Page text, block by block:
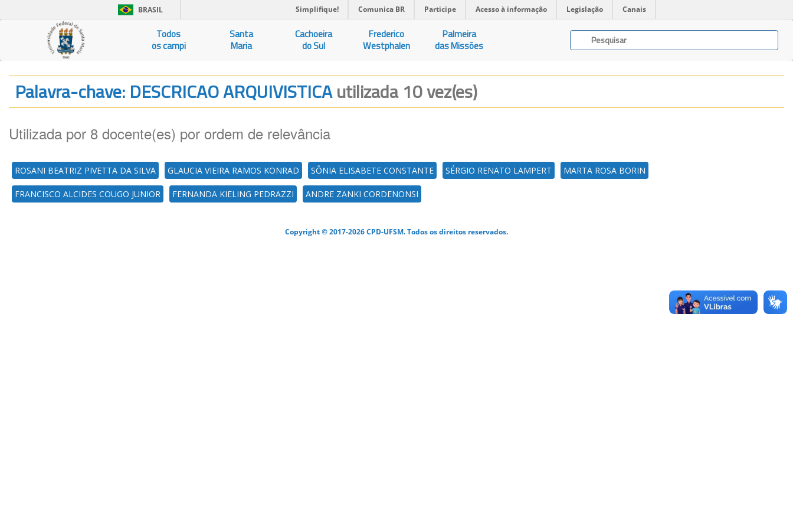
BRASIL Simplifique! Comunica BR Participe Acesso à informação Legislação Canais
Todos
os campi
Santa
Maria
Cachoeira
do Sul
Frederico
Westphalen
Palmeira
das Missões
Palavra-chave: DESCRICAO ARQUIVISTICAutilizada 10 vez(es)
Utilizada por 8 docente(es) por ordem de relevância
ROSANI BEATRIZ PIVETTA DA SILVA GLAUCIA VIEIRA RAMOS KONRAD SÔNIA ELISABETE CONSTANTE SÉRGIO RENATO LAMPERT MARTA ROSA BORIN
FRANCISCO ALCIDES COUGO JUNIOR FERNANDA KIELING PEDRAZZI ANDRE ZANKI CORDENONSI
Copyright © 2017-2026 CPD-UFSM. Todos os direitos reservados.